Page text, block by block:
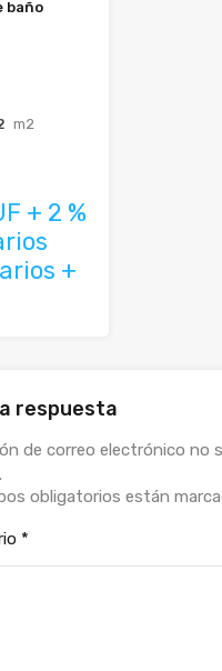
baño
m2
+ 2 %
+
respuesta
de correo electrónico no
obligatorios están
*